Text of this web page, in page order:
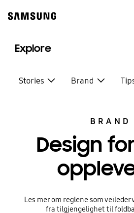
content
Explore
Stories Brand
BRAND
Design
Les mer om reglene som
fra tilgjengelighet til